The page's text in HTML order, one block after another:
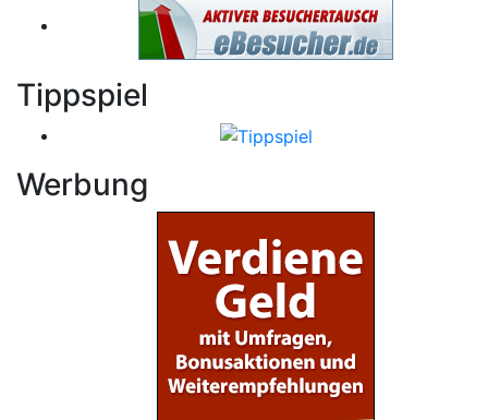
Tippspiel
Werbung